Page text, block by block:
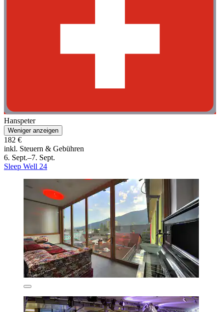
Hanspeter
Weniger anzeigen
182 €
inkl. Steuern & Gebühren
6. Sept.–7. Sept.
Sleep Well 24